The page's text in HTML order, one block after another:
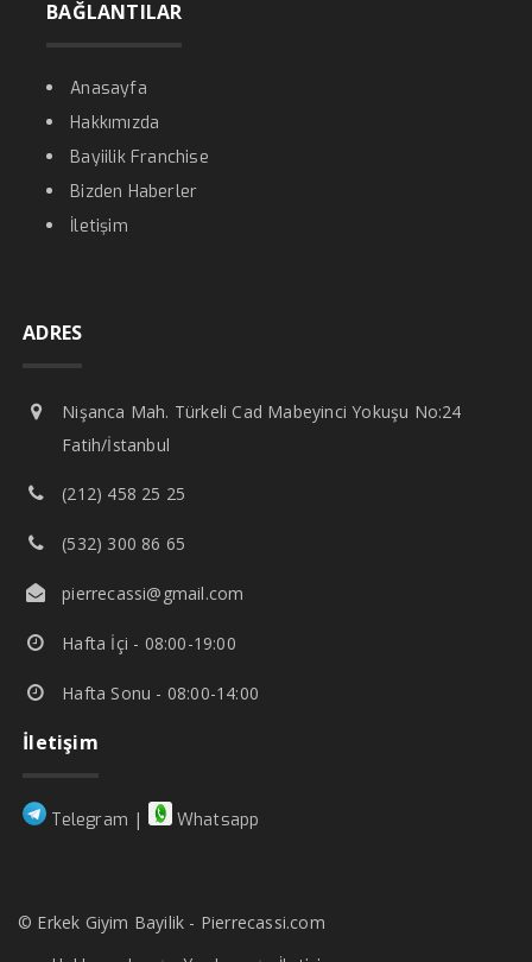
BAĞLANTILAR
Anasayfa
Hakkımızda
Bayiilik Franchise
Bizden Haberler
İletişim
ADRES
Nişanca Mah. Türkeli Cad Mabeyinci Yokuşu No:24
Fatih/İstanbul
(212) 458 25 25
(532) 300 86 65
pierrecassi@gmail.com
Hafta İçi - 08:00-19:00
Hafta Sonu - 08:00-14:00
İletişim
Telegram | Whatsapp
© Erkek Giyim Bayilik - Pierrecassi.com